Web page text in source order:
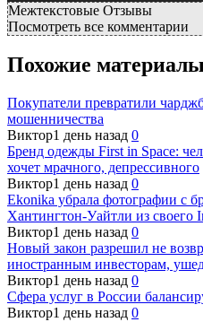
Межтекстовые Отзывы
Посмотреть все комментарии
Похожие материалы
Покупатели превратили
мошенничества
Виктор1 день назад 0
Бренд одежды First in Space:
хочет мрачного, депрессивного
Виктор1 день назад 0
Ekonika убрала фотографии с
Хантингтон-Уайтли из своего
Виктор1 день назад 0
Новый закон разрешил не
иностранным инвесторам,
Виктор1 день назад 0
Сфера услуг в России
Виктор1 день назад 0